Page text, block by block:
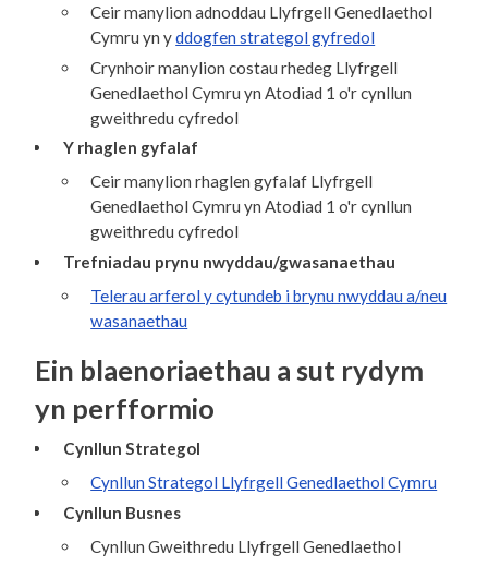
Ceir manylion adnoddau Llyfrgell Genedlaethol
Cymru yn yddogfen strategol gyfredol
Crynhoir manylion costau rhedeg Llyfrgell
Genedlaethol Cymru yn Atodiad 1 o'r cynllun
gweithredu cyfredol
Y rhaglen gyfalaf
Ceir manylion rhaglen gyfalaf Llyfrgell
Genedlaethol Cymru yn Atodiad 1 o'r cynllun
gweithredu cyfredol
Trefniadau prynu nwyddau/gwasanaethau
Telerau arferol y cytundeb i brynu nwyddau a/neu
wasanaethau
Ein blaenoriaethau a sut rydym
yn perfformio
Cynllun Strategol
Cynllun Strategol Llyfrgell Genedlaethol Cymru
Cynllun Busnes
Cynllun Gweithredu Llyfrgell Genedlaethol